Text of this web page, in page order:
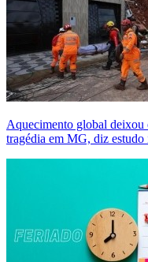
Aquecimento global deixou
tragédia em MG, diz estudo